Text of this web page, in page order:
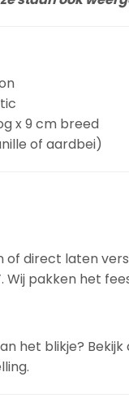
x 9 cm breed
of aardbei)
of direct laten
. Wij pakken het
het blikje?